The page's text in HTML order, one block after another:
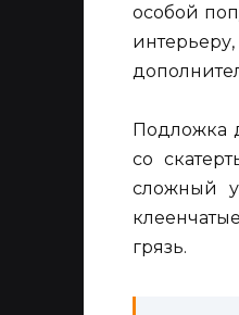
особой
Подложка
со
сложный
грязь.